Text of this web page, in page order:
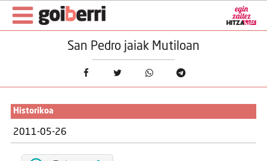
San Pedro jaiak Mutiloan
Historikoa
2011-05-26